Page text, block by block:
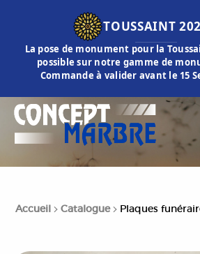
TOUSSAINT
La pose de monument pour la
possible sur notre gamme de
Commande à valider avant le 15
Accueil Catalogue Plaques